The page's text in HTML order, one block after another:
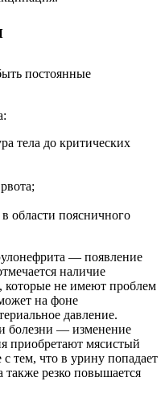
постоянные
тела до критических
области поясничного
— появление
наличие
которые не имеют проблем
на фоне
давление.
болезни — изменение
приобретают мясистый
тем, что в урину попадает
также резко повышается